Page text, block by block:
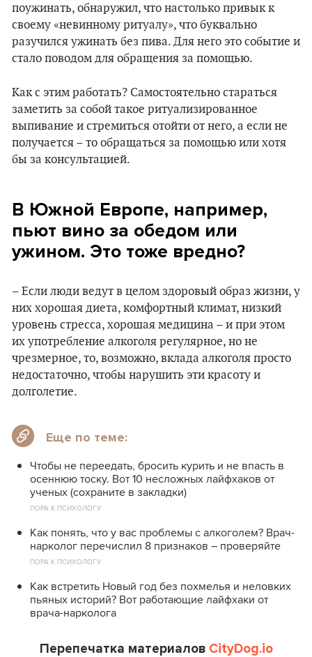
поужинать, обнаружил, что настолько привык к
своему «невинному ритуалу», что буквально
разучился ужинать без пива. Для него это событие и
стало поводом для обращения за помощью.
Как с этим работать? Самостоятельно стараться
заметить за собой такое ритуализированное
выпивание и стремиться отойти от него, а если не
получается – то обращаться за помощью или хотя
бы за консультацией.
В Южной Европе, например,
пьют вино за обедом или
ужином. Это тоже вредно?
– Если люди ведут в целом здоровый образ жизни, у
них хорошая диета, комфортный климат, низкий
уровень стресса, хорошая медицина – и при этом
их употребление алкоголя регулярное, но не
чрезмерное, то, возможно, вклада алкоголя просто
недостаточно, чтобы нарушить эти красоту и
долголетие.
Еще по теме:
Чтобы не переедать, бросить курить и не впасть в
осеннюю тоску. Вот 10 несложных лайфхаков от
ученых (сохраните в закладки)
ПОРА К ПСИХОЛОГУ
Как понять, что у вас проблемы с алкоголем? Врач-
нарколог перечислил 8 признаков – проверяйте
ПОРА К ПСИХОЛОГУ
Как встретить Новый год без похмелья и неловких
пьяных историй? Вот работающие лайфхаки от
врача-нарколога
Перепечатка материалов CityDog.io